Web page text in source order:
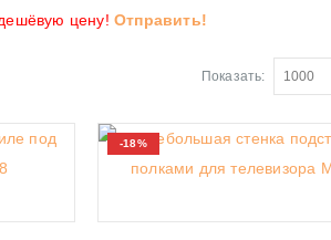
цену! Отправить!
Показать:
-18%